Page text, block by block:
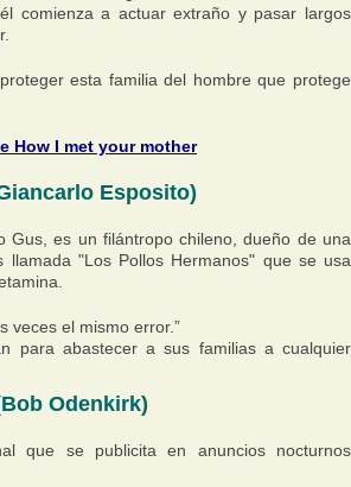
comienza a actuar extraño y pasar largos
esta familia del hombre que protege
How I met your mother
Esposito)
Gus, es un filántropo chileno, dueño de una
llamada "Los Pollos Hermanos" que se usa
veces el mismo error.”
para abastecer a sus familias a cualquier
Odenkirk)
que se publicita en anuncios nocturnos